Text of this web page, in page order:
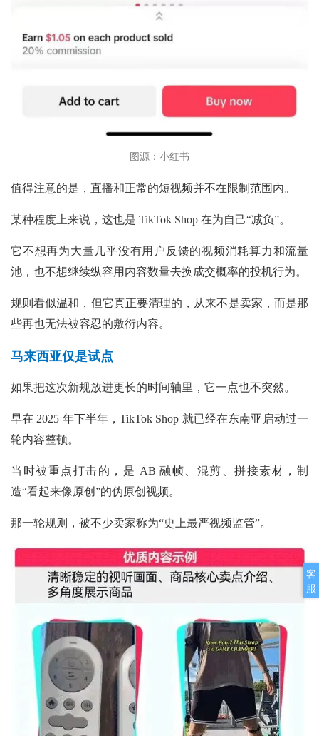
客
服
图源：小红书
值得注意的是，直播和正常的短视频并不在限制范围内。
某种程度上来说，这也是 TikTok Shop 在为自己“减负”。
它不想再为大量几乎没有用户反馈的视频消耗算力和流量
池，也不想继续纵容用内容数量去换成交概率的投机行为。
规则看似温和，但它真正要清理的，从来不是卖家，而是那
些再也无法被容忍的敷衍内容。
马来西亚仅是试点
如果把这次新规放进更长的时间轴里，它一点也不突然。
早在 2025 年下半年，TikTok Shop 就已经在东南亚启动过一
轮内容整顿。
当时被重点打击的，是 AB 融帧、混剪、拼接素材，制
造“看起来像原创”的伪原创视频。
那一轮规则，被不少卖家称为“史上最严视频监管”。